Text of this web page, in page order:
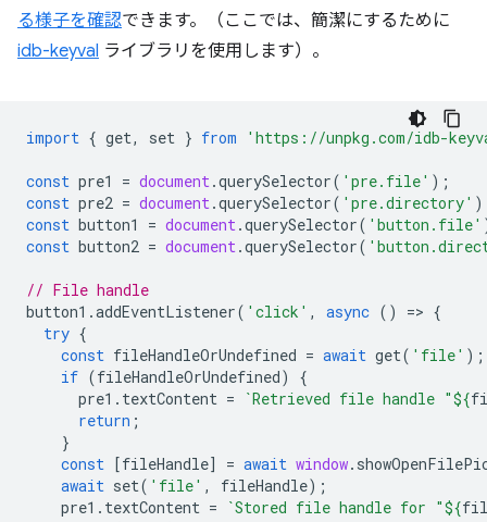
る様子を確認できます。（ここでは、簡潔にするために
idb-keyval ライブラリを使用します）。
import { get, set } from 'https://unpkg.com/idb-
const pre1 = document.querySelector( 'pre.file' );
const pre2 = document.querySelector( 'pre.directory'
const button1 = document.querySelector( 'button.file'
const button2 = document.querySelector(
// File handle
button1 .addEventListener( 'click' , async () => {
try {
const fileHandleOrUndefined = await get( 'file' );
if (fileHandleOrUndefined)
{
pre1 . textContent = `Retrieved file handle "${
return ;
}
const [fileHandle] = await window.
await set( 'file' , fileHandle);
pre1 . textContent = `Stored file handle for "${